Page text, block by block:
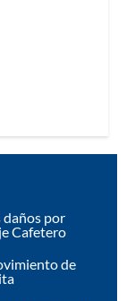
daños por
Cafetero
de